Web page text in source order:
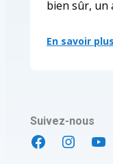
bien sûr, un
En savoir plus
:
l’amitié
franco-
canadienne
près
Suivez-nous
facebook